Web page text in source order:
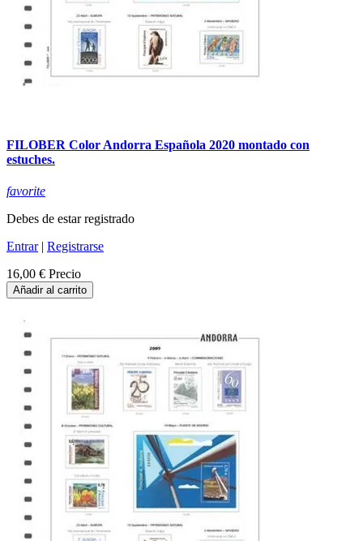
FILOBER Color Andorra Española 2020 montado con
estuches.
favorite
Debes de estar registrado
Entrar| Registrarse
16,00 € Precio
Añadir al carrito